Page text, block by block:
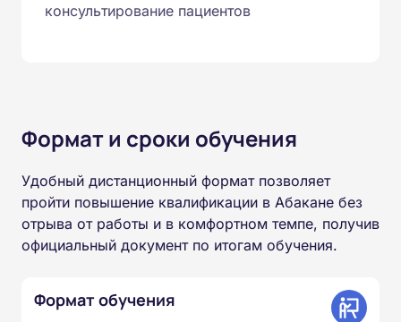
консультирование пациентов
Формат и сроки обучения
Удобный дистанционный формат позволяет
пройти повышение квалификации в Абакане без
отрыва от работы и в комфортном темпе, получив
официальный документ по итогам обучения.
Формат обучения